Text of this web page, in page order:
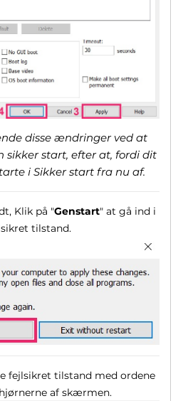
disse ændringer ved at
sikker start, efter at, fordi dit
i Sikker start fra nu af.
Klik på "Genstart" at gå ind i
tilstand.
fejlsikret tilstand med ordene
af skærmen.